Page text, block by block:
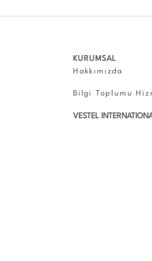
KURUMSAL
Hakkımızda
Bilgi Toplumu
VESTEL